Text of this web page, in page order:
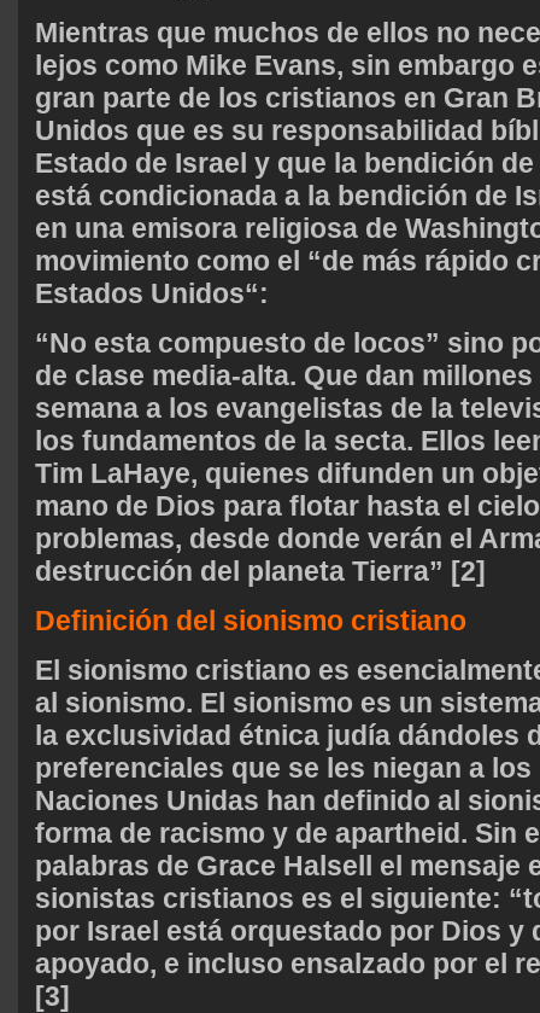
Mientras que muchos de ellos no
lejos como Mike Evans, sin embargo
gran parte de los cristianos en Gran
Unidos que es su responsabilidad
Estado de Israel y que la bendición
está condicionada a la bendición de
en una emisora ​​religiosa de
movimiento como el “de más rápido
Estados Unidos“:
“No esta compuesto de locos” sino
de clase media-alta. Que dan
semana a los evangelistas de la
los fundamentos de la secta. Ellos
Tim LaHaye, quienes difunden un
mano de Dios para flotar hasta el
problemas, desde donde verán el
destrucción del planeta Tierra” [2]
Definición del sionismo cristiano
El sionismo cristiano es
al sionismo. El sionismo es un
la exclusividad étnica judía dándoles
preferenciales que se les niegan a
Naciones Unidas han definido al
forma de racismo y de apartheid. Sin
palabras de Grace Halsell el mensaje
sionistas cristianos es el siguiente:
por Israel está orquestado por Dios y
apoyado, e incluso ensalzado por el
[3]